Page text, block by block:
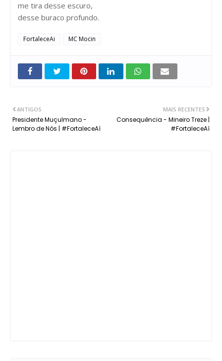
me tira desse escuro,
desse buraco profundo.
FortaleceAi MC Mocin
MAIS RECENTES
Consequência - Mineiro Treze |
#FortaleceAí
ANTIGOS
Presidente Muçulmano -
Lembro de Nós | #FortaleceAí